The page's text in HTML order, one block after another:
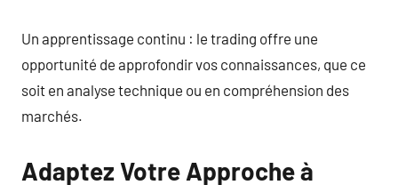
Un apprentissage continu : le trading offre une
opportunité de approfondir vos connaissances, que ce
soit en analyse technique ou en compréhension des
marchés.
Adaptez Votre Approche à